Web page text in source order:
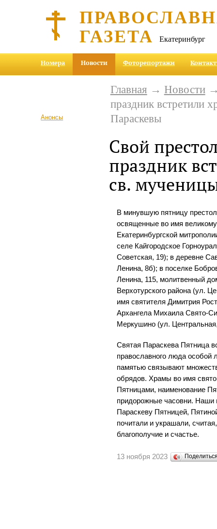
ГАЗЕТА Екатеринбург
Номера Новости Фоторепортажи
Анонсы
Главная → Новости→
праздник встретили
Параскевы
Свой
праздник
св.
В минувшую пятницу
освященные во имя
Екатеринбургской
селе Кайгородское
Советская, 19); в деревне
Ленина, 8б); в поселке
Ленина, 115, молитвенный
Верхотурского района (ул.
имя святителя Димитрия
Архангела Михаила Свято-
Меркушино (ул.
Святая Параскева Пятница
православного люда
памятью связывают
обрядов. Храмы во имя
Пятницами, наименование
придорожные часовни. Наши
Параскеву Пятницей,
почитали и украшали,
благополучие и счастье.
13 ноября 2023